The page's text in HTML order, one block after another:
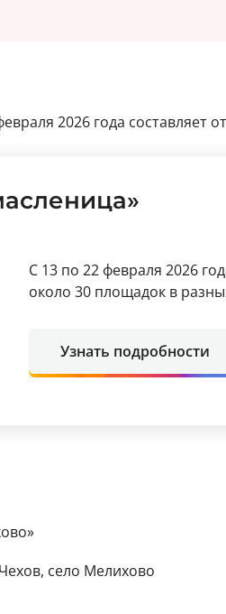
2026 года составляет
С 13 по 22 февраля 2026
около 30 площадок в
Узнать подробности